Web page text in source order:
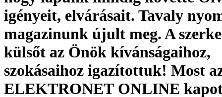
igényeit, elvárásait. Tavaly
magazinunk újult meg. A
külsőt az Önök kívánságaihoz,
szokásaihoz igazítottuk! Most
ELEKTRONET ONLINE